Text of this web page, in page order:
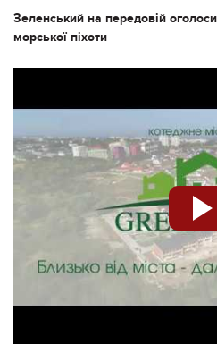
Зеленський на передовій
морської піхоти